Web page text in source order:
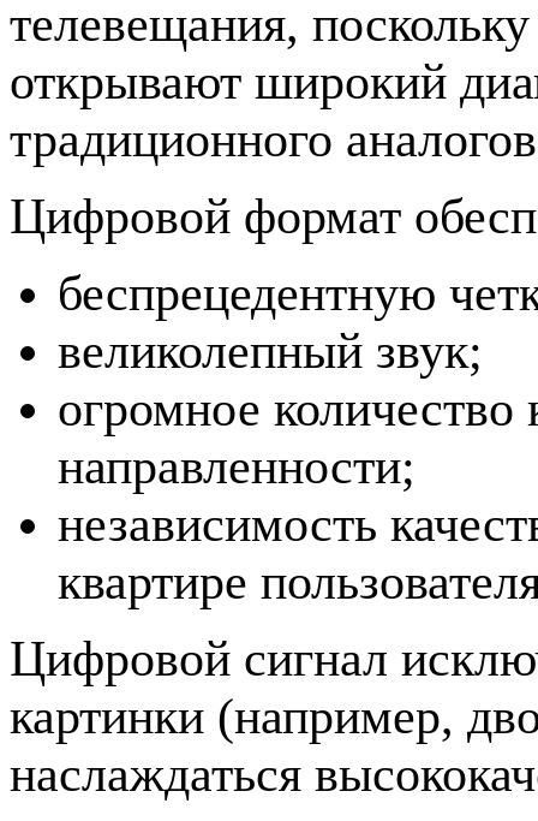
телевещания,
открывают широкий
традиционного
Цифровой формат
беспрецедентную
великолепный звук;
огромное количество
направленности;
независимость
квартире
Цифровой сигнал
картинки (например,
наслаждаться